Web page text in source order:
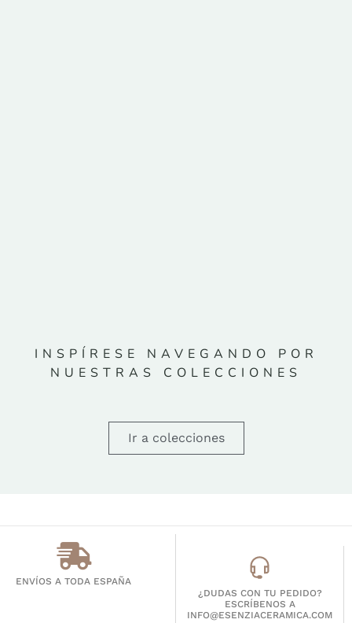
INSPÍRESE NAVEGANDO POR
NUESTRAS COLECCIONES
Ir a colecciones
ENVÍOS A TODA ESPAÑA
¿DUDAS CON TU PEDIDO?
ESCRÍBENOS A
INFO@ESENZIACERAMICA.COM